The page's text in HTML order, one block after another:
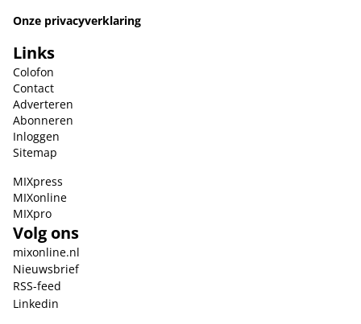
Onze privacyverklaring
Links
Colofon
Contact
Adverteren
Abonneren
Inloggen
Sitemap
MIXpress
MIXonline
MIXpro
Volg ons
mixonline.nl
Nieuwsbrief
RSS-feed
Linkedin